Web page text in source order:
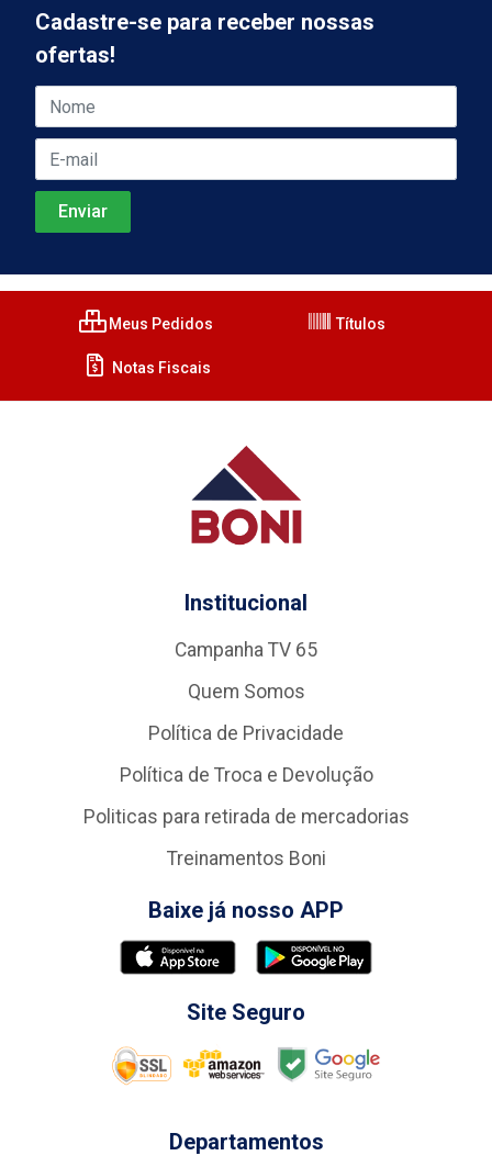
Cadastre-se para receber nossas
ofertas!
Meus Pedidos Títulos
Notas Fiscais
Institucional
Campanha TV 65
Quem Somos
Política de Privacidade
Política de Troca e Devolução
Politicas para retirada de mercadorias
Treinamentos Boni
Baixe já nosso APP
Site Seguro
Departamentos